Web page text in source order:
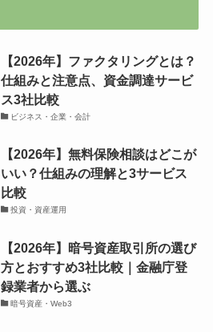
【2026年】ファクタリングとは？
仕組みと注意点、資金調達サービ
ス3社比較
ビジネス・企業・会計
【2026年】無料保険相談はどこが
いい？仕組みの理解と3サービス
比較
投資・資産運用
【2026年】暗号資産取引所の選び
方とおすすめ3社比較｜金融庁登
録業者から選ぶ
暗号資産・Web3